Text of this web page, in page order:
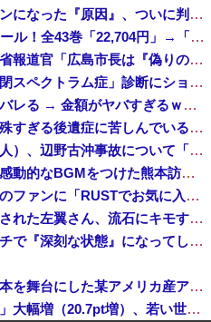
【悲報】日本の盆踊りがオワコンになった『原因』、ついに判明する・・・・・
『クローバー』全巻「99円」セール！全43巻「22,704円」→「4,257円」！実写ドラマ化もされたチャンピオンが誇る名作ヤンキー漫画！『ドロ...
【平和宣言を非難】ロシア外務省報道官「広島市長は『偽りの呪文』繰り返している」
【悲報】倉持由香、息子の「自閉スペクトラム症」診断にショックで涙… 見逃していた乳幼児期のサインとは？
人気女性配信者さん、全財産がバレる → 金額がヤバすぎるｗｗｗｗｗｗ
【悲報】ケンコバがコロナの特殊すぎる後遺症に苦しんでいる模様…お前らの周りにもこんな奴いる？
デニー支援の小沢一郎氏（一般人）、辺野古沖事故について「玉城デニー知事の責任ではないが、不幸な出来事を悪宣伝に利用する人がいる」
【悲報】首相官邸、高市首相の感動的なBGMをつけた熊本訪問の感動ムービーを投稿
人気配信者さん、加藤純一さんのファンに「RUSTでお気に入りの配信者が負けて嫌だよな？空気読めってなるよな？その結果がVCR。お前らVCR向いて...
【動画】広島記念公園を追い出された左翼さん、流石にキモすぎて炎上
【衝撃】みんなで大家さん、ガチで『深刻な状態』になってしまう・・・・
「ピクサー最大の失敗だ」と日本を舞台にした某アメリカ産アニメが話題に、日本と韓国の両方に失礼すぎるわ……
東大調査「外国人受け入れ反対」大幅増（20.7pt増）、若い世代で増加幅大